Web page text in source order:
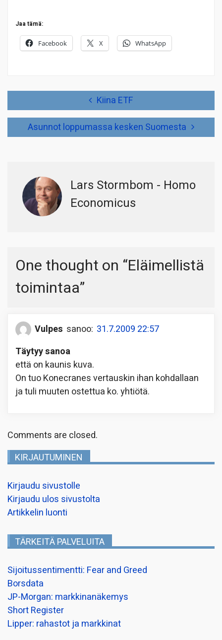
Jaa tämä:
Facebook X WhatsApp
Kiina ETF
Asunnot loppumassa kesken Suomesta
Lars Stormbom - Homo
Economicus
One thought on “Eläimellistä
toimintaa”
Vulpes sanoo: 31.7.2009 22:57
Täytyy sanoa
että on kaunis kuva.
On tuo Konecranes vertauskin ihan kohdallaan
ja tuli muuten ostettua ko. yhtiötä.
Comments are closed.
KIRJAUTUMINEN
Kirjaudu sivustolle
Kirjaudu ulos sivustolta
Artikkelin luonti
TÄRKEITÄ PALVELUITA
Sijoitussentimentti: Fear and Greed
Borsdata
JP-Morgan: markkinanäkemys
Short Register
Lipper: rahastot ja markkinat